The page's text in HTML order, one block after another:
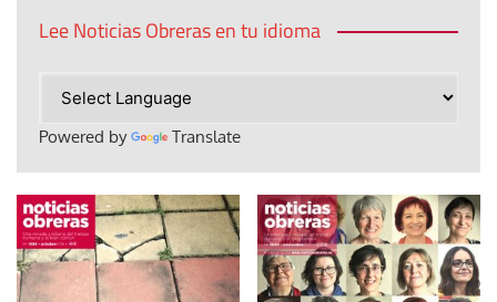
Lee Noticias Obreras en tu idioma
Powered by Translate